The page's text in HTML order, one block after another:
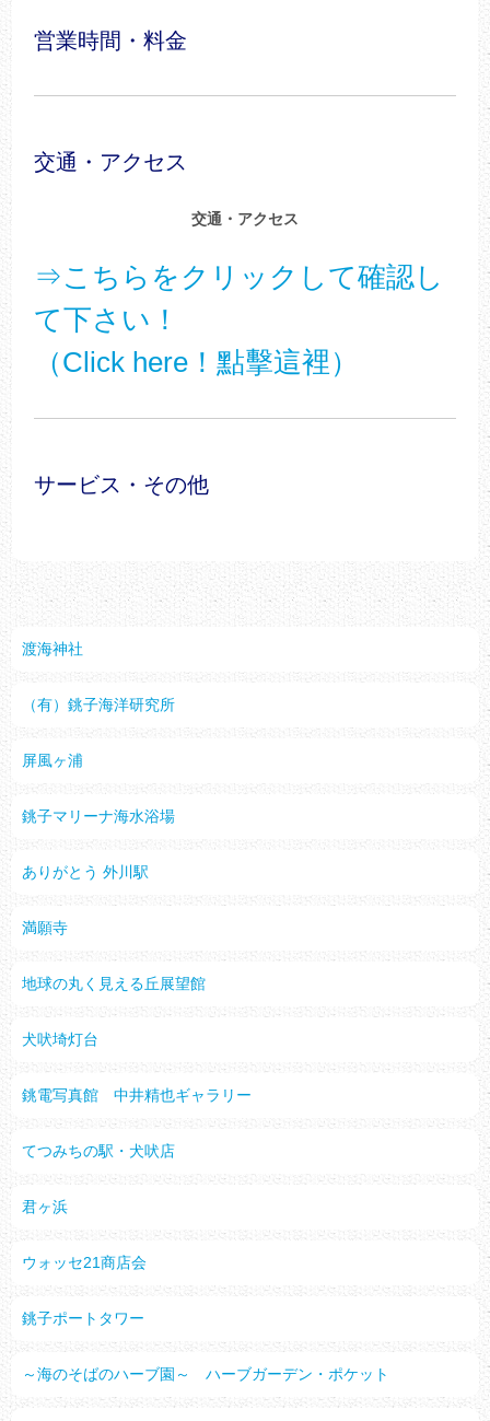
営業時間・料金
交通・アクセス
交通・アクセス
⇒こちらをクリックして確認し
て下さい！
（Click here！點擊這裡）
サービス・その他
渡海神社
（有）銚子海洋研究所
屏風ヶ浦
銚子マリーナ海水浴場
ありがとう 外川駅
満願寺
地球の丸く見える丘展望館
犬吠埼灯台
銚電写真館 中井精也ギャラリー
てつみちの駅・犬吠店
君ヶ浜
ウォッセ21商店会
銚子ポートタワー
～海のそばのハーブ園～ ハーブガーデン・ポケット